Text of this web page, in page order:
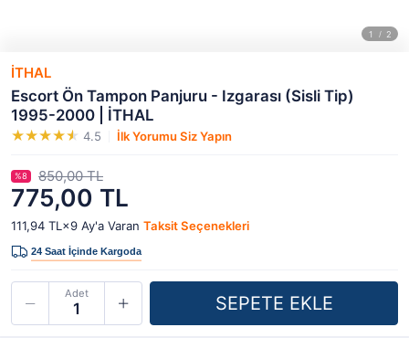
İTHAL
Escort Ön Tampon Panjuru - Izgarası (Sisli Tip)
1995-2000 | İTHAL
4.5 İlk Yorumu Siz Yapın
775,00 TL
%8 850,00 TL
111,94 TL×9 Ay'a Varan Taksit Seçenekleri
Adet